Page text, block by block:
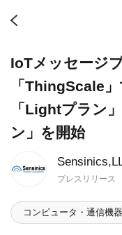
プレスリリース
IoTメッセージ
「ThingScale
「Lightプラン
ン」を開始
コンピュータ・通信機器